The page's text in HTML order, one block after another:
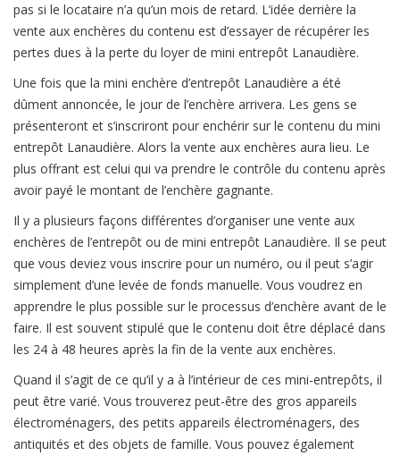
pas si le locataire n’a qu’un mois de retard. L’idée derrière la
vente aux enchères du contenu est d’essayer de récupérer les
pertes dues à la perte du loyer de mini entrepôt Lanaudière.
Une fois que la mini enchère d’entrepôt Lanaudière a été
dûment annoncée, le jour de l’enchère arrivera. Les gens se
présenteront et s’inscriront pour enchérir sur le contenu du mini
entrepôt Lanaudière. Alors la vente aux enchères aura lieu. Le
plus offrant est celui qui va prendre le contrôle du contenu après
avoir payé le montant de l’enchère gagnante.
Il y a plusieurs façons différentes d’organiser une vente aux
enchères de l’entrepôt ou de mini entrepôt Lanaudière. Il se peut
que vous deviez vous inscrire pour un numéro, ou il peut s’agir
simplement d’une levée de fonds manuelle. Vous voudrez en
apprendre le plus possible sur le processus d’enchère avant de le
faire. Il est souvent stipulé que le contenu doit être déplacé dans
les 24 à 48 heures après la fin de la vente aux enchères.
Quand il s’agit de ce qu’il y a à l’intérieur de ces mini-entrepôts, il
peut être varié. Vous trouverez peut-être des gros appareils
électroménagers, des petits appareils électroménagers, des
antiquités et des objets de famille. Vous pouvez également